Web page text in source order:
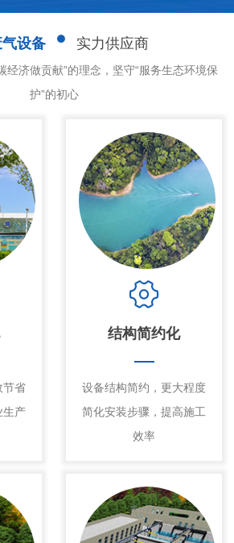
设备 实力供应商
经济做贡献”的理念，坚守“服务生态环境保
护”的初心
节省
生产
结构简约化
设备结构简约，更大程度
简化安装步骤，提高施工
效率